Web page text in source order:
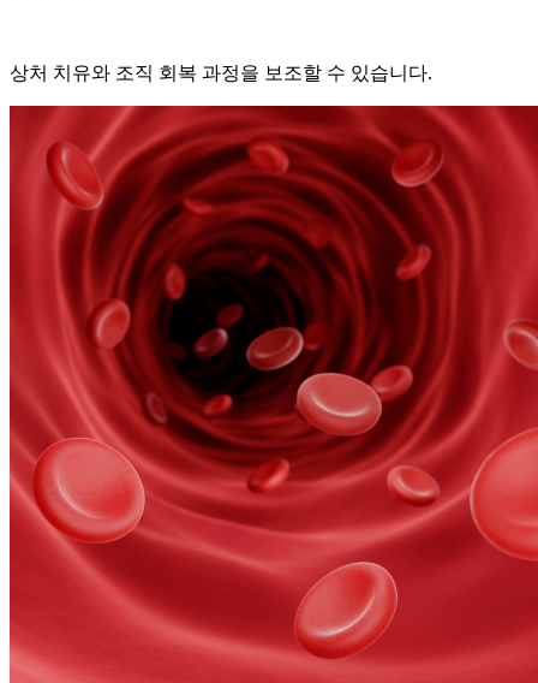
상처 치유와 조직 회복 과정을 보조할 수 있습니다.